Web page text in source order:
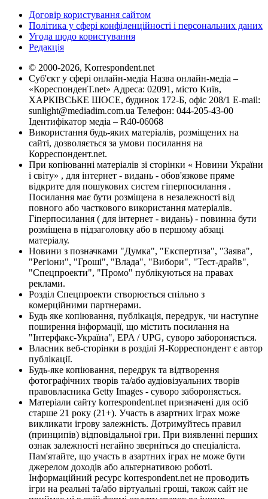
Договір користування сайтом
Політика у сфері конфіденційності і персональних даних
Угода щодо користування
Редакція
© 2000-2026, Korrespondent.net
Суб'єкт у сфері онлайн-медіа Назва онлайн-медіа –
«КореспонденТ.net» Адреса: 02091, місто Київ,
ХАРКІВСЬКЕ ШОСЕ, будинок 172-Б, офіс 208/1 E-mail:
sunlight@mediadim.com.ua Телефон: 044-205-43-00
Ідентифікатор медіа – R40-06068
Використання будь-яких матеріалів, розміщених на
сайті, дозволяється за умови посилання на
Корреспондент.net.
При копіюванні матеріалів зі сторінки « Новини України
і світу» , для інтернет - видань - обов'язкове пряме
відкрите для пошукових систем гіперпосилання .
Посилання має бути розміщена в незалежності від
повного або часткового використання матеріалів.
Гіперпосилання ( для інтернет - видань) - повинна бути
розміщена в підзаголовку або в першому абзаці
матеріалу.
Новини з позначками "Думка", "Експертиза", "Заява",
"Регіони", "Гроші", "Влада", "Вибори", "Тест-драйв",
"Спецпроекти", "Промо" публікуються на правах
реклами.
Розділ Спецпроекти створюється спільно з
комерційними партнерами.
Будь яке копіювання, публікація, передрук, чи наступне
поширення інформації, що містить посилання на
"Інтерфакс-Україна", EPA / UPG, суворо забороняється.
Власник веб-сторінки в розділі Я-Корреспондент є автор
публікації.
Будь-яке копіювання, передрук та відтворення
фотографічних творів та/або аудіовізуальних творів
правовласника Getty Images - суворо забороняється.
Матеріали сайту korrespondent.net призначені для осіб
старше 21 року (21+). Участь в азартних іграх може
викликати ігрову залежність. Дотримуйтесь правил
(принципів) відповідальної гри. При виявленні перших
ознак залежності негайно зверніться до спеціаліста.
Пам'ятайте, що участь в азартних іграх не може бути
джерелом доходів або альтернативою роботі.
Інформаційний ресурс korrespondent.net не проводить
ігри на реальні та/або віртуальні гроші, також сайт не